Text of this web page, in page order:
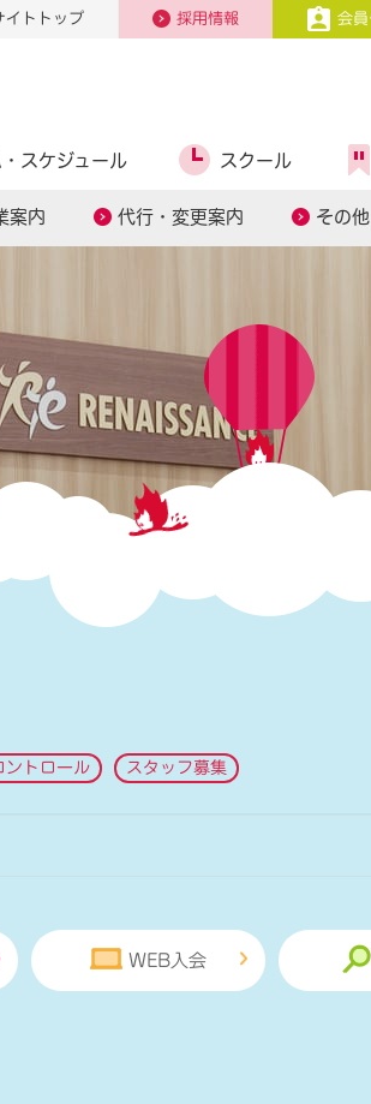
イトトップ 採用情報 会
案内 代行・変更案内 その他
スケジュール スクール
ントロール スタッフ募集
WEB入会